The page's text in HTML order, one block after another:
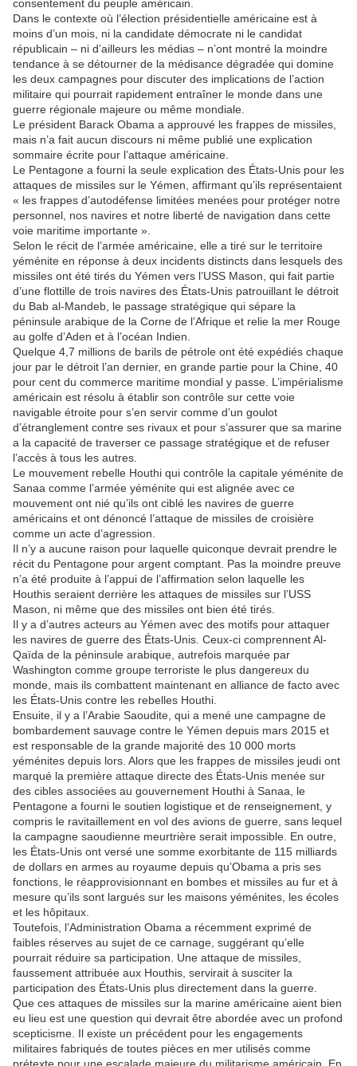
consentement du peuple américain.
Dans le contexte où l’élection présidentielle américaine est à
moins d’un mois, ni la candidate démocrate ni le candidat
républicain – ni d’ailleurs les médias – n’ont montré la moindre
tendance à se détourner de la médisance dégradée qui domine
les deux campagnes pour discuter des implications de l’action
militaire qui pourrait rapidement entraîner le monde dans une
guerre régionale majeure ou même mondiale.
Le président Barack Obama a approuvé les frappes de missiles,
mais n’a fait aucun discours ni même publié une explication
sommaire écrite pour l’attaque américaine.
Le Pentagone a fourni la seule explication des États-Unis pour les
attaques de missiles sur le Yémen, affirmant qu’ils représentaient
« les frappes d’autodéfense limitées menées pour protéger notre
personnel, nos navires et notre liberté de navigation dans cette
voie maritime importante ».
Selon le récit de l’armée américaine, elle a tiré sur le territoire
yéménite en réponse à deux incidents distincts dans lesquels des
missiles ont été tirés du Yémen vers l’USS Mason, qui fait partie
d’une flottille de trois navires des États-Unis patrouillant le détroit
du Bab al-Mandeb, le passage stratégique qui sépare la
péninsule arabique de la Corne de l’Afrique et relie la mer Rouge
au golfe d’Aden et à l’océan Indien.
Quelque 4,7 millions de barils de pétrole ont été expédiés chaque
jour par le détroit l’an dernier, en grande partie pour la Chine, 40
pour cent du commerce maritime mondial y passe. L’impérialisme
américain est résolu à établir son contrôle sur cette voie
navigable étroite pour s’en servir comme d’un goulot
d’étranglement contre ses rivaux et pour s’assurer que sa marine
a la capacité de traverser ce passage stratégique et de refuser
l’accès à tous les autres.
Le mouvement rebelle Houthi qui contrôle la capitale yéménite de
Sanaa comme l’armée yéménite qui est alignée avec ce
mouvement ont nié qu’ils ont ciblé les navires de guerre
américains et ont dénoncé l’attaque de missiles de croisière
comme un acte d’agression.
Il n’y a aucune raison pour laquelle quiconque devrait prendre le
récit du Pentagone pour argent comptant. Pas la moindre preuve
n’a été produite à l’appui de l’affirmation selon laquelle les
Houthis seraient derrière les attaques de missiles sur l’USS
Mason, ni même que des missiles ont bien été tirés.
Il y a d’autres acteurs au Yémen avec des motifs pour attaquer
les navires de guerre des États-Unis. Ceux-ci comprennent Al-
Qaïda de la péninsule arabique, autrefois marquée par
Washington comme groupe terroriste le plus dangereux du
monde, mais ils combattent maintenant en alliance de facto avec
les États-Unis contre les rebelles Houthi.
Ensuite, il y a l’Arabie Saoudite, qui a mené une campagne de
bombardement sauvage contre le Yémen depuis mars 2015 et
est responsable de la grande majorité des 10 000 morts
yéménites depuis lors. Alors que les frappes de missiles jeudi ont
marqué la première attaque directe des États-Unis menée sur
des cibles associées au gouvernement Houthi à Sanaa, le
Pentagone a fourni le soutien logistique et de renseignement, y
compris le ravitaillement en vol des avions de guerre, sans lequel
la campagne saoudienne meurtrière serait impossible. En outre,
les États-Unis ont versé une somme exorbitante de 115 milliards
de dollars en armes au royaume depuis qu’Obama a pris ses
fonctions, le réapprovisionnant en bombes et missiles au fur et à
mesure qu’ils sont largués sur les maisons yéménites, les écoles
et les hôpitaux.
Toutefois, l’Administration Obama a récemment exprimé de
faibles réserves au sujet de ce carnage, suggérant qu’elle
pourrait réduire sa participation. Une attaque de missiles,
faussement attribuée aux Houthis, servirait à susciter la
participation des États-Unis plus directement dans la guerre.
Que ces attaques de missiles sur la marine américaine aient bien
eu lieu est une question qui devrait être abordée avec un profond
scepticisme. Il existe un précédent pour les engagements
militaires fabriqués de toutes pièces en mer utilisés comme